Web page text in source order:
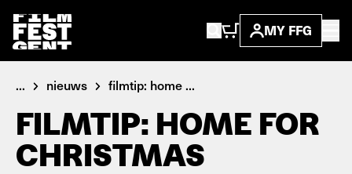
MY FFG
... nieuws filmtip: home ...
FILMTIP: HOME FOR
CHRISTMAS